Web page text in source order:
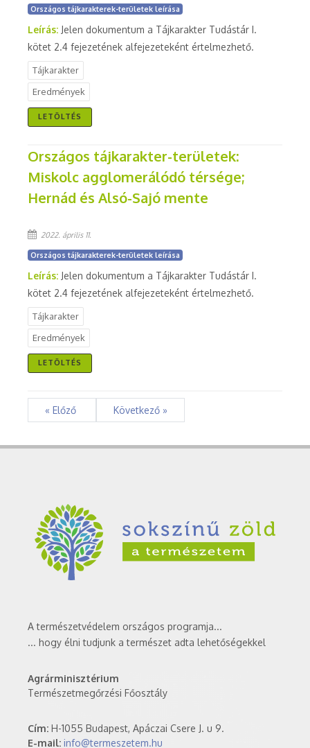
Országos tájkarakterek-területek leírása
Leírás: Jelen dokumentum a Tájkarakter Tudástár I.
kötet 2.4 fejezetének alfejezeteként értelmezhető.
Tájkarakter
Eredmények
LETÖLTÉS
Országos tájkarakter-területek:
Miskolc agglomerálódó térsége;
Hernád és Alsó-Sajó mente
2022. április 11.
Országos tájkarakterek-területek leírása
Leírás: Jelen dokumentum a Tájkarakter Tudástár I.
kötet 2.4 fejezetének alfejezeteként értelmezhető.
Tájkarakter
Eredmények
LETÖLTÉS
« Előző Következő »
A természetvédelem országos programja...
... hogy élni tudjunk a természet adta lehetőségekkel
Agrárminisztérium
Természetmegőrzési Főosztály
Cím: H-1055 Budapest, Apáczai Csere J. u 9.
E-mail: info@termeszetem.hu